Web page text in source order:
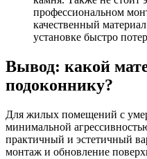
профессиональном
качественный
установке быстро
Вывод: какой
подоконнику?
Для жилых помещений с
минимальной
практичный и эстетичный
монтаж и обновление